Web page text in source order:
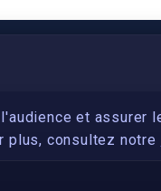
et assurer
plus, consultez notre
avec IronSkill